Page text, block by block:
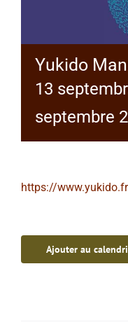
Yukido
13
septembre
https://
Ajouter au